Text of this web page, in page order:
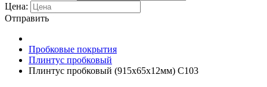
Цена:
Отправить
Пробковые покрытия
Плинтус пробковый
Плинтус пробковый (915х65x12мм) C103